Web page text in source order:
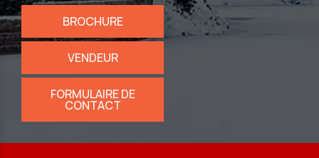
BROCHURE
VENDEUR
FORMULAIRE DE
CONTACT